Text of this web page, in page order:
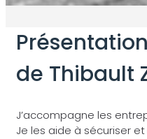
Présentation
de Thibault
J’accompagne les
Je les aide à sécuriser